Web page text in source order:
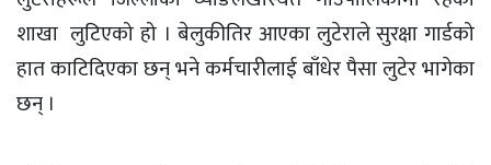
शाखा लुटिएको हो । बेलुकीतिर आएका लुटेराले सुरक्षा गार्डको
हात काटिदिएका छन् भने कर्मचारीलाई बाँधेर पैसा लुटेर भागेका
छन् ।